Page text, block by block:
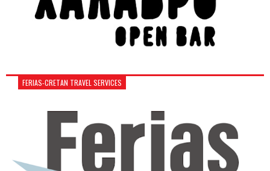
FERIAS-CRETAN TRAVEL SERVICES